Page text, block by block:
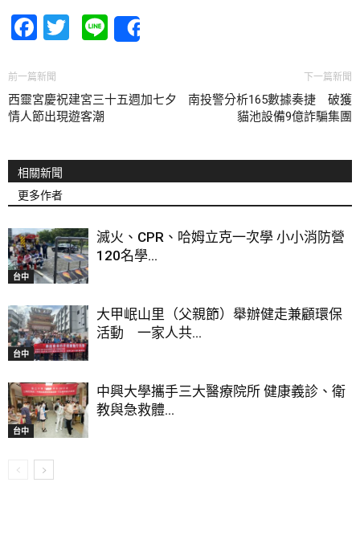
Facebook
Twitter
Line
前一篇新聞
西靈宮慶祝建宮三十五週加七夕
情人節出現遊客潮
下一篇新聞
南投警分析165數據奏捷 破獲
貓池設備9億詐騙集團
相關新聞
更多作者
台中
滅火、CPR、哈姆立克一次學 小小消防營
120名學...
台中
大甲岷山里（父親節）舉辦健走兼顧環保
活動 一家人共...
台中
中興大學攜手三大醫療院所 健康義診、衛
教與急救體...